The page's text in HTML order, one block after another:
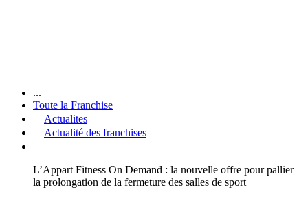
...
Toute la Franchise
Actualites
Actualité des franchises
L’Appart Fitness On Demand : la nouvelle offre pour pallier
la prolongation de la fermeture des salles de sport